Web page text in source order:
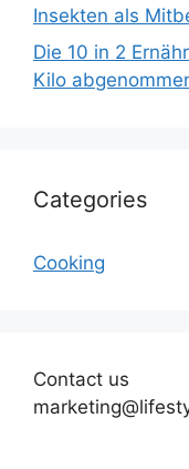
Insekten als
Die 10 in 2
Kilo
Categories
Cooking
Contact us